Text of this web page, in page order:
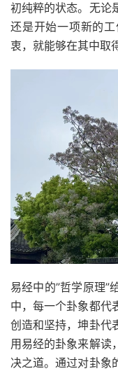
初纯粹的状态。无论
还是开始一项新的
衷，就能够在其中取
易经中的”哲学原理”
中，每一个卦象都代
创造和坚持，坤卦代
用易经的卦象来解读
决之道。通过对卦象